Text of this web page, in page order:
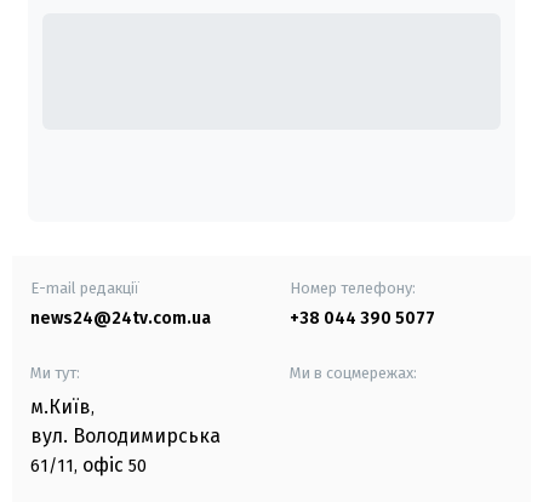
E-mail редакції
news24@24tv.com.ua
Номер телефону:
+38 044 390 5077
Ми тут:
м.Київ,
вул. Володимирська
61/11, офіс 50
Ми в соцмережах: